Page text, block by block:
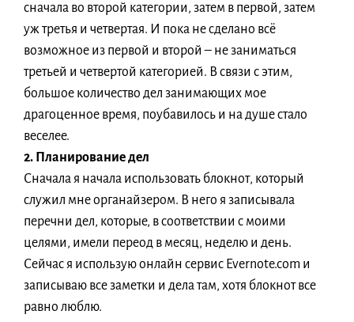
сначала во второй категории, затем в первой, затем
уж третья и четвертая. И пока не сделано всё
возможное из первой и второй – не заниматься
третьей и четвертой категорией. В связи с этим,
большое количество дел занимающих мое
драгоценное время, поубавилось и на душе стало
веселее.
2. Планирование дел
Сначала я начала использовать блокнот, который
служил мне органайзером. В него я записывала
перечни дел, которые, в соответствии с моими
целями, имели переод в месяц, неделю и день.
Сейчас я использую онлайн сервис Evernote.com и
записываю все заметки и дела там, хотя блокнот все
равно люблю.